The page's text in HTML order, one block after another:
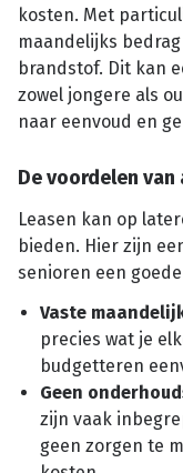
kosten. Met
maandelijks
brandstof. Dit kan
zowel jongere als
naar eenvoud en
De voordelen
Leasen kan op
bieden. Hier zijn
senioren een
Vaste
precies wat je
budgetteren
Geen
zijn vaak
geen zorgen te